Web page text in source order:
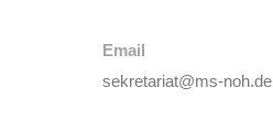
Email
sekretariat@ms-noh.de